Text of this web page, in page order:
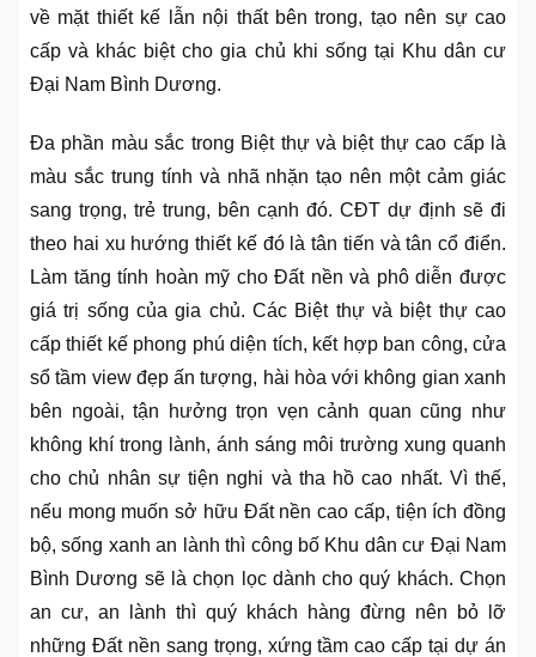
về mặt thiết kế lẫn nội thất bên trong, tạo nên sự cao
cấp và khác biệt cho gia chủ khi sống tại Khu dân cư
Đại Nam Bình Dương.
Đa phần màu sắc trong Biệt thự và biệt thự cao cấp là
màu sắc trung tính và nhã nhặn tạo nên một cảm giác
sang trọng, trẻ trung, bên cạnh đó. CĐT dự định sẽ đi
theo hai xu hướng thiết kế đó là tân tiến và tân cổ điển.
Làm tăng tính hoàn mỹ cho Đất nền và phô diễn được
giá trị sống của gia chủ. Các Biệt thự và biệt thự cao
cấp thiết kế phong phú diện tích, kết hợp ban công, cửa
sổ tầm view đẹp ấn tượng, hài hòa với không gian xanh
bên ngoài, tận hưởng trọn vẹn cảnh quan cũng như
không khí trong lành, ánh sáng môi trường xung quanh
cho chủ nhân sự tiện nghi và tha hồ cao nhất. Vì thế,
nếu mong muốn sở hữu Đất nền cao cấp, tiện ích đồng
bộ, sống xanh an lành thì công bố Khu dân cư Đại Nam
Bình Dương sẽ là chọn lọc dành cho quý khách. Chọn
an cư, an lành thì quý khách hàng đừng nên bỏ lỡ
những Đất nền sang trọng, xứng tầm cao cấp tại dự án